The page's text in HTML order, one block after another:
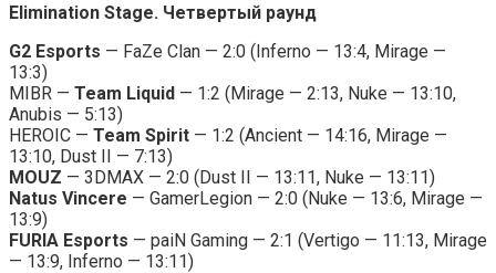
Elimination Stage. Четвертый раунд
G2 Esports — FaZe Clan — 2:0 (Inferno — 13:4, Mirage —
13:3)
MIBR — Team Liquid — 1:2 (Mirage — 2:13, Nuke — 13:10,
Anubis — 5:13)
HEROIC — Team Spirit — 1:2 (Ancient — 14:16, Mirage —
13:10, Dust II — 7:13)
MOUZ — 3DMAX — 2:0 (Dust II — 13:11, Nuke — 13:11)
Natus Vincere — GamerLegion — 2:0 (Nuke — 13:6, Mirage —
13:9)
FURIA Esports — paiN Gaming — 2:1 (Vertigo — 11:13, Mirage
— 13:9, Inferno — 13:11)